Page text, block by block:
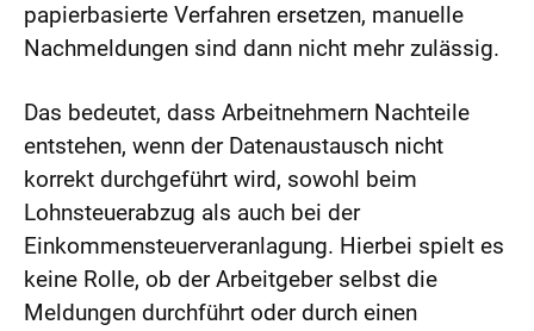
papierbasierte Verfahren ersetzen, manuelle
Nachmeldungen sind dann nicht mehr zulässig.
Das bedeutet, dass Arbeitnehmern Nachteile
entstehen, wenn der Datenaustausch nicht
korrekt durchgeführt wird, sowohl beim
Lohnsteuerabzug als auch bei der
Einkommensteuerveranlagung. Hierbei spielt es
keine Rolle, ob der Arbeitgeber selbst die
Meldungen durchführt oder durch einen